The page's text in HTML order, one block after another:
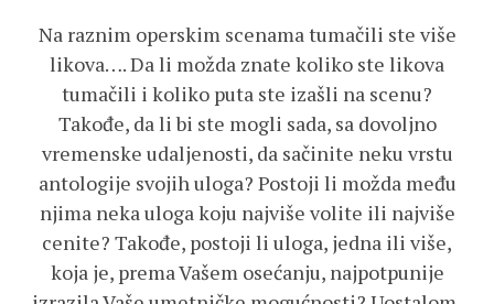
Na raznim operskim scenama tumačili ste više
likova…. Da li možda znate koliko ste likova
tumačili i koliko puta ste izašli na scenu?
Takođe, da li bi ste mogli sada, sa dovoljno
vremenske udaljenosti, da sačinite neku vrstu
antologije svojih uloga? Postoji li možda među
njima neka uloga koju najviše volite ili najviše
cenite? Takođe, postoji li uloga, jedna ili više,
koja je, prema Vašem osećanju, najpotpunije